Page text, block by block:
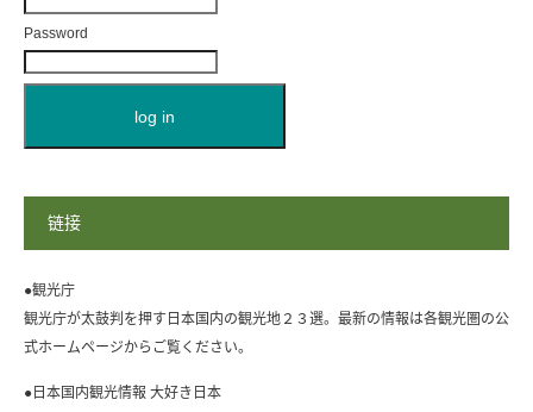
Password
链接
●観光庁
観光庁が太鼓判を押す日本国内の観光地２３選。最新の情報は各観光圏の公
式ホームページからご覧ください。
●日本国内観光情報 大好き日本